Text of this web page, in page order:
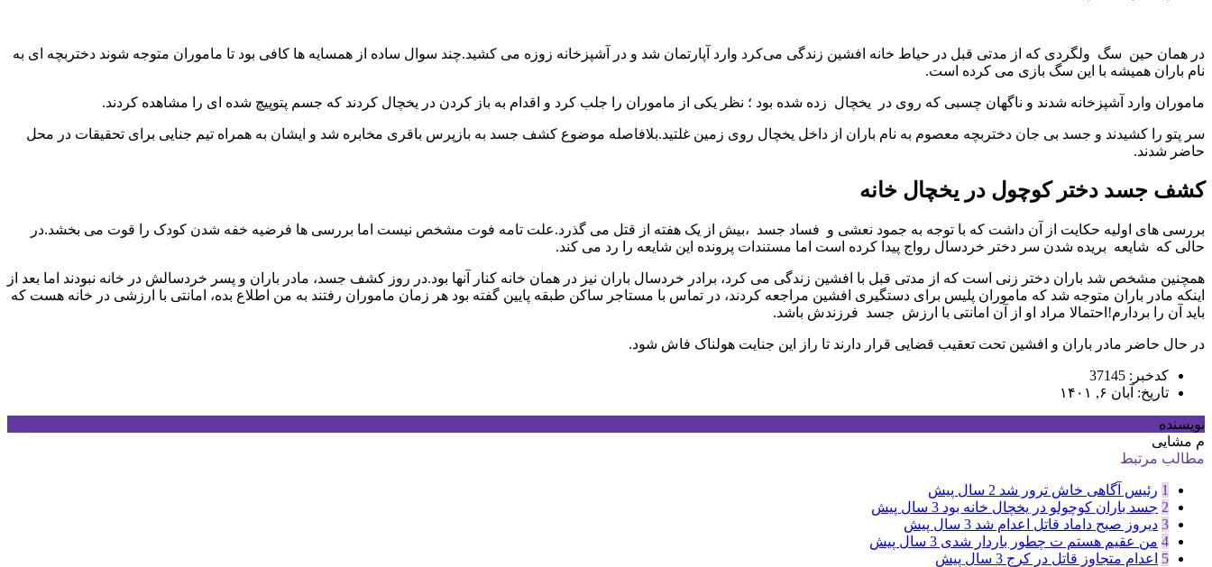
در همان حین سگ ولگردی که از مدتی قبل در حیاط خانه افشین زندگی می‌کرد وارد آپارتمان شد و در آشپزخانه زوزه می کشید.چند سوال ساده از همسایه ها کافی بود تا ماموران متوجه شوند دختربچه ای به
نام باران همیشه با این سگ بازی می کرده است.
ماموران وارد آشپزخانه شدند و ناگهان چسبی که روی در یخچال زده شده بود ؛ نظر یکی از ماموران را جلب کرد و اقدام به باز کردن در یخچال کردند که جسم پتوپیچ شده ای را مشاهده کردند.
سر پتو را کشیدند و جسد بی جان دختربچه معصوم به نام باران از داخل یخچال روی زمین غلتید.بلافاصله موضوع کشف جسد به بازپرس باقری مخابره شد و ایشان به همراه تیم جنایی برای تحقیقات در محل
حاضر شدند.
کشف جسد دختر کوچول در یخچال خانه
بررسی های اولیه حکایت از آن داشت که با توجه به جمود نعشی و فساد جسد ،بیش از یک هفته از قتل می گذرد.علت تامه فوت مشخص نیست اما بررسی ها فرضیه خفه شدن کودک را قوت می بخشد.در
حالی که شایعه بریده شدن سر دختر خردسال رواج پیدا کرده است اما مستندات پرونده این شایعه را رد می کند.
همچنین مشخص شد باران دختر زنی است که از مدتی قبل با افشین زندگی می کرد، برادر خردسال باران نیز در همان خانه کنار آنها بود.در روز کشف جسد، مادر باران و پسر خردسالش در خانه نبودند اما بعد از
اینکه مادر باران متوجه شد که ماموران پلیس برای دستگیری افشین مراجعه کردند، در تماس با مستاجر ساکن طبقه پایین گفته بود هر زمان ماموران رفتند به من اطلاع بده، امانتی با ارزشی در خانه هست که
باید آن را بردارم!احتمالا مراد او از آن امانتی با ارزش جسد فرزندش باشد.
در حال حاضر مادر باران و افشین تحت تعقیب قضایی قرار دارند تا راز این جنایت هولناک فاش شود.
کدخبر: 37145
تاریخ: آبان ۶, ۱۴۰۱
نویسنده
م مشایی
مطالب مرتبط
1 رئیس آگاهی خاش ترور شد 2 سال پیش
2 جسد باران کوچولو در یخچال خانه بود 3 سال پیش
3 دیروز صبح داماد قاتل اعدام شد 3 سال پیش
4 من عقیم هستم ت چطور باردار شدی 3 سال پیش
5
اعدام متجاوز قاتل در کرج 3 سال پیش